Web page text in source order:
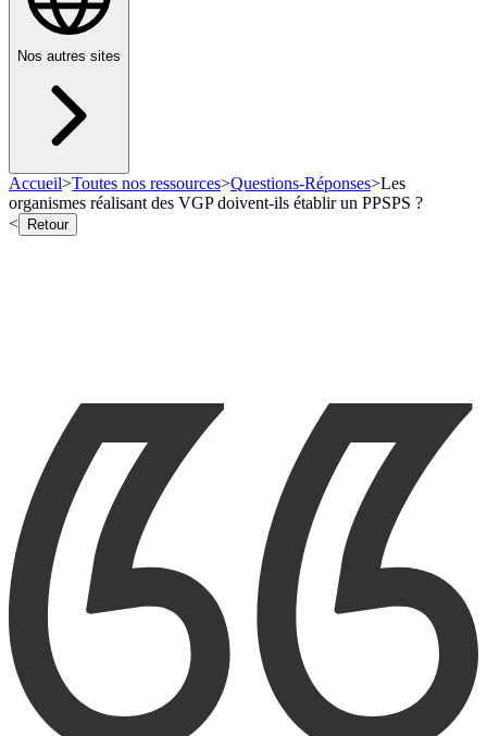
Nos autres sites
Accueil>Toutes nos ressources>Questions-Réponses>Les
organismes réalisant des VGP doivent-ils établir un PPSPS ?
<
Retour